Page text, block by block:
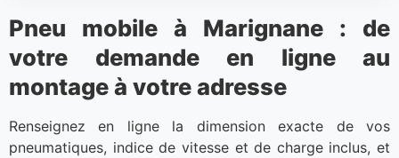
Pneu mobile à Marignane : de
votre demande en ligne au
montage à votre adresse
Renseignez en ligne la dimension exacte de vos
pneumatiques, indice de vitesse et de charge inclus, et